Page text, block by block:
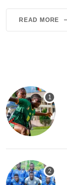
READ MORE